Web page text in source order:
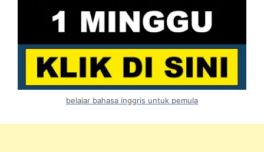
belajar bahasa inggris untuk pemula